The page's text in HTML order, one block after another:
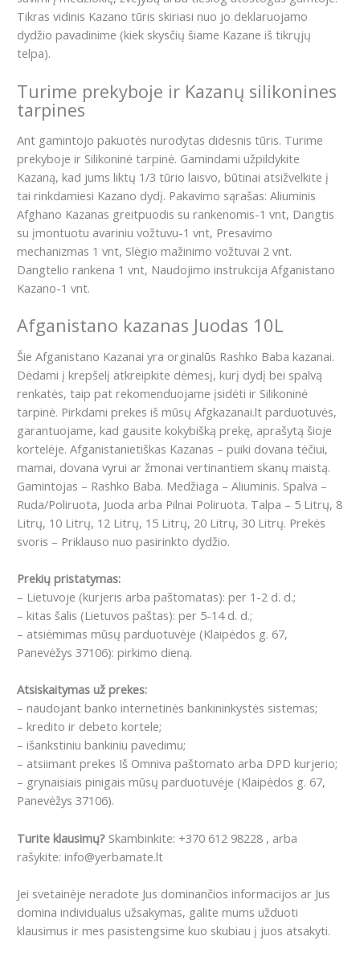
Tikras vidinis Kazano tūris skiriasi nuo jo deklaruojamo
dydžio pavadinime (kiek skysčių šiame Kazane iš tikrųjų
telpa).
Turime prekyboje ir Kazanų silikonines
tarpines
Ant gamintojo pakuotės nurodytas didesnis tūris. Turime
prekyboje ir Silikoninė tarpinė. Gamindami užpildykite
Kazaną, kad jums liktų 1/3 tūrio laisvo, būtinai atsižvelkite į
tai rinkdamiesi Kazano dydį. Pakavimo sąrašas: Aliuminis
Afghano Kazanas greitpuodis su rankenomis-1 vnt, Dangtis
su įmontuotu avariniu vožtuvu-1 vnt, Presavimo
mechanizmas 1 vnt, Slėgio mažinimo vožtuvai 2 vnt.
Dangtelio rankena 1 vnt, Naudojimo instrukcija Afganistano
Kazano-1 vnt.
Afganistano kazanas Juodas 10L
Šie Afganistano Kazanai yra orginalūs Rashko Baba kazanai.
Dėdami į krepšelį atkreipkite dėmesį, kurį dydį bei spalvą
renkatės, taip pat rekomenduojame įsidėti ir Silikoninė
tarpinė. Pirkdami prekes iš mūsų Afgkazanai.lt parduotuvės,
garantuojame, kad gausite kokybišką prekę, aprašytą šioje
kortelėje. Afganistanietiškas Kazanas – puiki dovana tėčiui,
mamai, dovana vyrui ar žmonai vertinantiem skanų maistą.
Gamintojas – Rashko Baba. Medžiaga – Aliuminis. Spalva –
Ruda/Poliruota, Juoda arba Pilnai Poliruota. Talpa – 5 Litrų, 8
Litrų, 10 Litrų, 12 Litrų, 15 Litrų, 20 Litrų, 30 Litrų. Prekės
svoris – Priklauso nuo pasirinkto dydžio.
Prekių pristatymas:
– Lietuvoje (kurjeris arba paštomatas): per 1-2 d. d.;
– kitas šalis (Lietuvos paštas): per 5-14 d. d.;
– atsiėmimas mūsų parduotuvėje (Klaipėdos g. 67,
Panevėžys 37106): pirkimo dieną.
Atsiskaitymas už prekes:
– naudojant banko internetinės bankininkystės sistemas;
– kredito ir debeto kortele;
– išankstiniu bankiniu pavedimu;
– atsiimant prekes Iš Omniva paštomato arba DPD kurjerio;
– grynaisiais pinigais mūsų parduotuvėje (Klaipėdos g. 67,
Panevėžys 37106).
Turite klausimų? Skambinkite: +370 612 98228 , arba
rašykite: info@yerbamate.lt
Jei svetainėje neradote Jus dominančios informacijos ar Jus
domina individualus užsakymas, galite mums užduoti
klausimus ir mes pasistengsime kuo skubiau į juos atsakyti.